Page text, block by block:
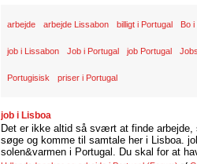
arbejde arbejde Lissabon billigt i Portugal Bo i
job i Lissabon Job i Portugal job Portugal
Portugisisk priser i Portugal
job i Lisboa
Det er ikke altid så svært at finde
søge og komme til samtale her i Lisboa.
solen&varmen i Portugal. Du skal for at